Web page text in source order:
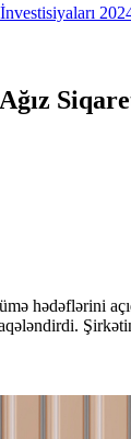
hədəflərini